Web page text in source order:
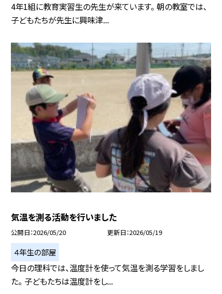
4年1組に教育実習生の先生が来ています。 朝の教室では、
子どもたちが先生に興味津...
気温を測る活動を行いました
公開日 2026/05/20 更新日 2026/05/19
４年生の部屋
今日の理科では、温度計を使って気温を測る学習をしまし
た。 子どもたちは温度計をし...